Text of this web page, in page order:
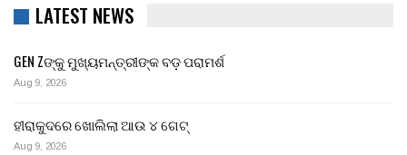
LATEST NEWS
GEN Zଙ୍କୁ ମୁଖ୍ୟମନ୍ତ୍ରୀଙ୍କ ବଡ଼ ପରାମର୍ଶ
Aug 9, 2026
ହୀରାକୁଦରେ ଖୋଲିଲା ଆଉ ୪ ଗେଟ୍
Aug 9, 2026